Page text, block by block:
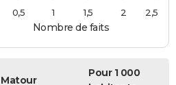
Nombre de faits
0,5 1 1,5 2 2,5
Matour
Pour 1 000